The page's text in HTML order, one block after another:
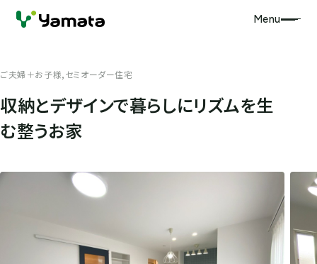
Menu
ご夫婦＋お子様,セミオーダー住宅
収納とデザインで暮らしにリズムを生
む整うお家